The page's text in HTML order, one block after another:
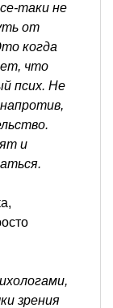
таки не
от
когда
что
псих. Не
и
зрения